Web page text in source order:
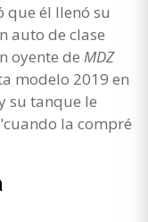
que él llenó su
auto de clase
oyente de MDZ
modelo 2019 en
su tanque le
la compré